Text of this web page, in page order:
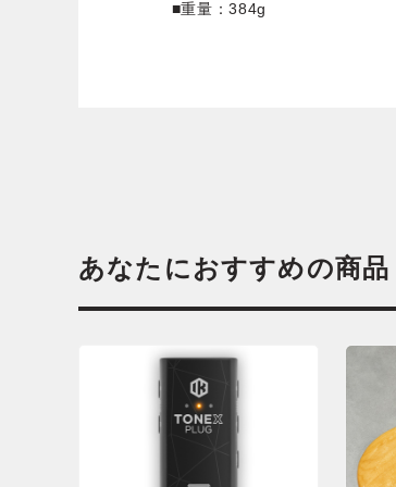
■重量：384g
あなたにおすすめの商品